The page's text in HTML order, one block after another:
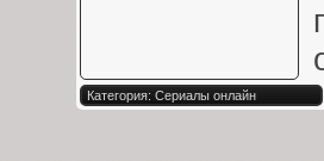
Категория: Сериалы онлайн